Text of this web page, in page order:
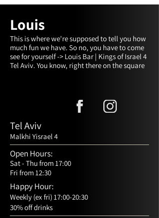
Louis
This is where we're supposed to tell you how
much fun we have. So no, you have to come
see for yourself -> Louis Bar | Kings of Israel 4
Tel Aviv. You know, right there on the square
Tel Aviv
Malkhi Yisrael 4
Open Hours:
Sat - Thu from 17:00
Fri from 12:30
Happy Hour:
Weekly (ex fri) 17:00-20:30
30% off drinks